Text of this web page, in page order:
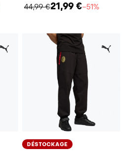
44,99 €21,99 €−51%
DÉSTOCKAGE